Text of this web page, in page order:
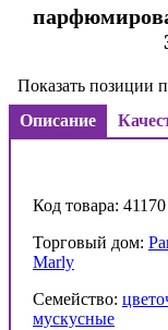
Показать позиции
Описание
Код товара: 41170
Торговый дом:
Marly
Семейство:
мускусные